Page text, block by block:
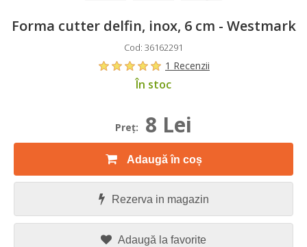
Forma cutter delfin, inox, 6 cm - Westmark
Cod: 36162291
1 Recenzii
În stoc
Preţ: 8 Lei
Adaugă în coș
Rezerva in magazin
Adaugă la favorite